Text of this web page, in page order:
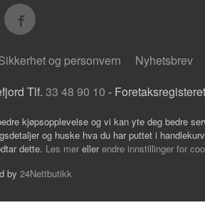
og personvern
Nyhetsbrev
Tlf. 33 48 90 10 -
kjøpsopplevelse og vi kan yte deg bedre
og huske hva du har puttet i
dette. Les mer ellerendre innstillinger for
by 24Nettbutikk